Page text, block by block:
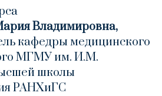
Владимировна,
кафедры медицинского
МГМУ им. И.М.
школы
РАНХиГС